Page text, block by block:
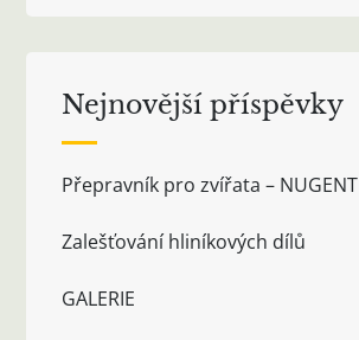
Nejnovější příspěvky
Přepravník pro zvířata – NUGENT
Zalešťování hliníkových dílů
GALERIE